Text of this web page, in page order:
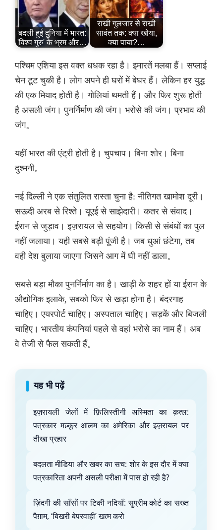
बदली हुई दुनिया में भारत:
'विश्व गुरु' के भ्रम और…
राखी गुलजार से राखी
सावंत तक: क्या खोया,
क्या पाया?…
पश्चिम एशिया इस वक्त धधक रहा है। इमारतें मलबा हैं। सप्लाई
चेन टूट चुकी है। लोग अपने ही घरों में बेघर हैं। लेकिन हर युद्ध
की एक मियाद होती है। गोलियां थमती हैं। और फिर शुरू होती
है असली जंग। पुनर्निर्माण की जंग। भरोसे की जंग। प्रभाव की
जंग。
यहीं भारत की एंट्री होती है। चुपचाप। बिना शोर। बिना
दुश्मनी。
नई दिल्ली ने एक संतुलित रास्ता चुना है: नीतिगत खामोश दूरी।
सऊदी अरब से रिश्ते। यूएई से साझेदारी। कतर से संवाद।
ईरान से जुड़ाव। इज़रायल से सहयोग। किसी से संबंधों का पुल
नहीं जलाया। यही सबसे बड़ी पूंजी है। जब धुआं छंटेगा, तब
वही देश बुलाया जाएगा जिसने आग में घी नहीं डाला。
सबसे बड़ा मौका पुनर्निर्माण का है। खाड़ी के शहर हों या ईरान के
औद्योगिक इलाके, सबको फिर से खड़ा होना है। बंदरगाह
चाहिए। एयरपोर्ट चाहिए। अस्पताल चाहिए। सड़कें और बिजली
चाहिए। भारतीय कंपनियां पहले से वहां भरोसे का नाम हैं। अब
वे तेजी से फैल सकती हैं。
यह भी पढ़ें
इज़रायली जेलों में फ़िलिस्तीनी अस्मिता का क़त्ल:
पत्रकार मज़्कूर आलम का अमेरिका और इज़रायल पर
तीखा प्रहार
बदलता मीडिया और खबर का सच: शोर के इस दौर में क्या
पत्रकारिता अपनी असली परीक्षा में पास हो रही है?
ज़िंदगी की साँसों पर टिकी नदियाँ: सुप्रीम कोर्ट का सख्त
पैग़ाम, ‘बिखरी बेपरवाही’ खत्म करो